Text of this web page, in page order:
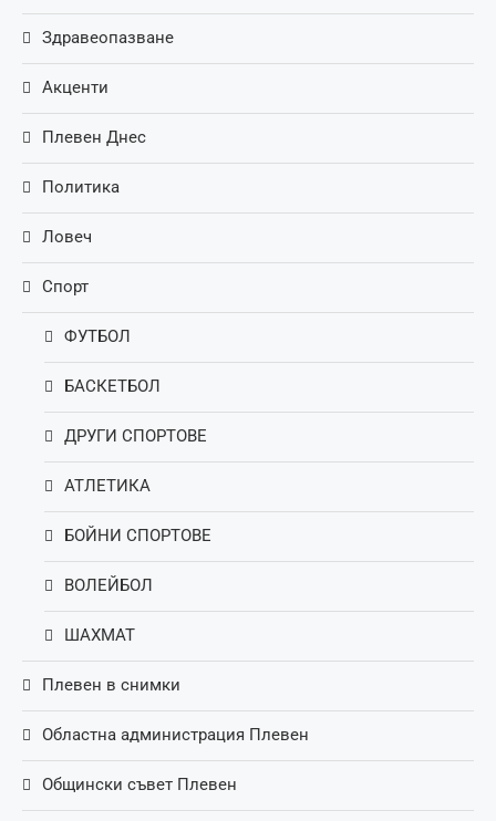
Здравеопазване
Акценти
Плевен Днес
Политика
Ловеч
Спорт
ФУТБОЛ
БАСКЕТБОЛ
ДРУГИ СПОРТОВЕ
АТЛЕТИКА
БОЙНИ СПОРТОВЕ
ВОЛЕЙБОЛ
ШАХМАТ
Плевен в снимки
Областна администрация Плевен
Общински съвет Плевен